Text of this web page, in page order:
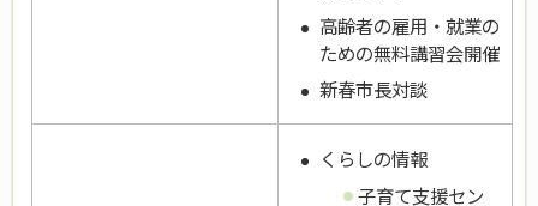
高齢者の雇用・就業の
ための無料講習会開催
新春市長対談
くらしの情報
子育て支援セン